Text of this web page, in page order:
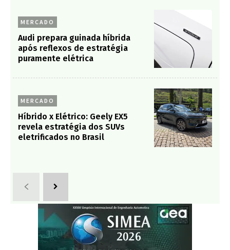
MERCADO
Audi prepara guinada híbrida
após reflexos de estratégia
puramente elétrica
MERCADO
Híbrido x Elétrico: Geely EX5
revela estratégia dos SUVs
eletrificados no Brasil